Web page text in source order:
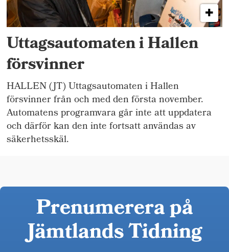
Uttagsautomaten i Hallen
försvinner
HALLEN (JT) Uttagsautomaten i Hallen
försvinner från och med den första november.
Automatens programvara går inte att uppdatera
och därför kan den inte fortsatt användas av
säkerhetsskäl.
Prenumerera på
Jämtlands Tidning